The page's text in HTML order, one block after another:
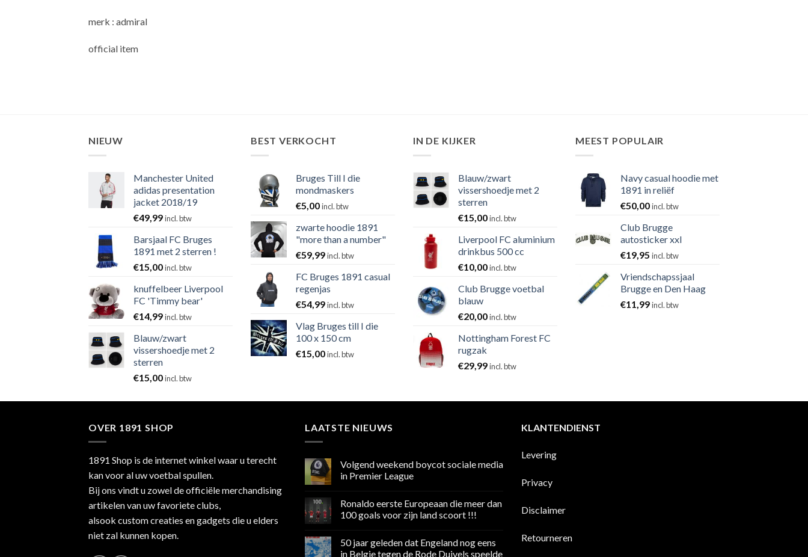
merk : admiral
official item
NIEUW
Manchester United
adidas presentation
jacket 2018/19
€49,99incl. btw
Barsjaal FC Bruges
1891 met 2 sterren !
€15,00incl. btw
knuffelbeer Liverpool
FC 'Timmy bear'
€14,99incl. btw
Blauw/zwart
vissershoedje met 2
sterren
€15,00incl. btw
BEST VERKOCHT
Bruges Till I die
mondmaskers
€5,00incl. btw
zwarte hoodie 1891
"more than a number"
€59,99incl. btw
FC Bruges 1891 casual
regenjas
€54,99incl. btw
Vlag Bruges till I die
100 x 150 cm
€15,00incl. btw
IN DE KIJKER
Blauw/zwart
vissershoedje met 2
sterren
€15,00incl. btw
Liverpool FC aluminium
drinkbus 500 cc
€10,00incl. btw
Club Brugge voetbal
blauw
€20,00incl. btw
Nottingham Forest FC
rugzak
€29,99incl. btw
MEEST POPULAIR
Navy casual hoodie met
1891 in reliëf
€50,00incl. btw
Club Brugge
autosticker xxl
€19,95 incl. btw
Vriendschapssjaal
Brugge en Den Haag
€11,99incl. btw
OVER 1891 SHOP
1891 Shop is de internet winkel waar u terecht
kan voor al uw voetbal spullen.
Bij ons vindt u zowel de officiële merchandising
artikelen van uw favoriete clubs,
alsook custom creaties en gadgets die u elders
niet zal kunnen kopen.
LAATSTE NIEUWS
Volgend weekend boycot sociale media
in Premier League
op
Volgend
weekend
media
in
Ronaldo eerste Europeaan die meer dan
100 goals voor zijn land scoort !!!
op
Ronaldo
50 jaar geleden dat Engeland nog eens
in Belgie tegen de Rode Duivels speelde
KLANTENDIENST
Levering
Privacy
Disclaimer
Retourneren